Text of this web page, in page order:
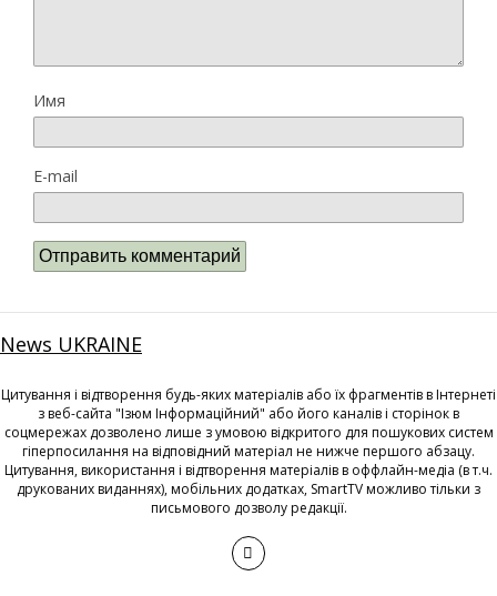
Имя
E-mail
News UKRAINE
Цитування і відтворення будь-яких матеріалів або їх фрагментів в Інтернеті
з веб-сайта "Ізюм Інформаційний" або його каналів і сторінок в
соцмережах дозволено лише з умовою відкритого для пошукових систем
гіперпосилання на відповідний матеріал не нижче першого абзацу.
Цитування, використання і відтворення матеріалів в оффлайн-медіа (в т.ч.
друкованих виданнях), мобільних додатках, SmartTV можливо тільки з
письмового дозволу редакції.